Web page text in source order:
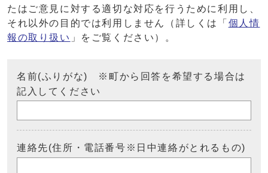
たはご意見に対する適切な対応を行うために利用し、
それ以外の目的では利用しません（詳しくは「 個人情
報の取り扱い 」をご覧ください）。
名前(ふりがな) ※町から回答を希望する場合は
記入してください
連絡先(住所・電話番号※日中連絡がとれるもの)